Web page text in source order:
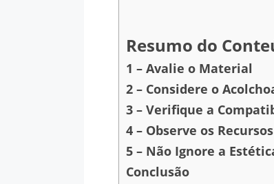
Resumo do
1 – Avalie o Material
2 – Considere o
3 – Verifique a
4 – Observe os
5 – Não Ignore a
Conclusão